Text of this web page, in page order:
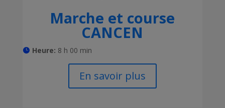
Marche et course
CANCEN
Heure: 8 h 00 min
En savoir plus